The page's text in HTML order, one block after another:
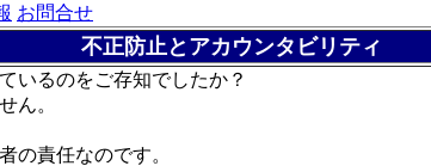
お問合せ
不正防止とアカウンタビリティ
いるのをご存知でしたか？
ん。
の責任なのです。